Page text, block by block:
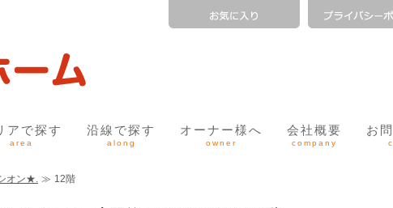
アで探す
area
沿線で探す
along
オーナー様へ
owner
会社概要
company
お
オン★. ≫ 12階